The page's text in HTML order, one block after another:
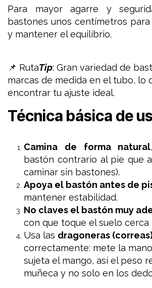
Para mayor agarre y
bastones unos centímetros
y mantener el equilibrio.
📌 RutaTip: Gran variedad de
marcas de medida en el tubo, lo
encontrar tu ajuste ideal.
Técnica básica de
Camina de forma natural
bastón contrario al pie que
caminar sin bastones).
Apoya el bastón antes de
mantener estabilidad.
No claves el bastón muy
con que toque el suelo cerca
Usa las dragoneras
correctamente: mete la
sujeta el mango, así el peso
muñeca y no solo en los